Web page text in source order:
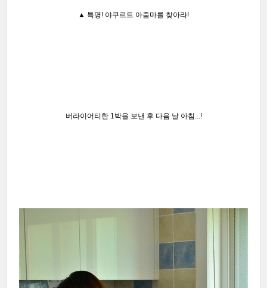
▲ 특명! 야쿠르트 아줌마를 찾아라!
버라이어티한 1박을 보낸 후 다음 날 아침...!